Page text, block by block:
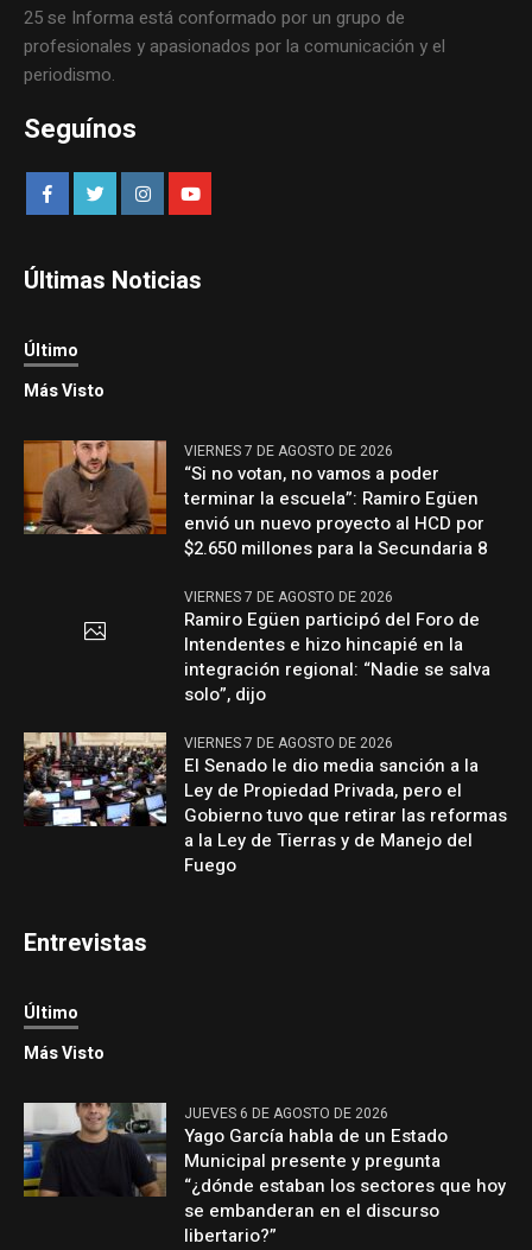
25 se Informa está conformado por un grupo de
profesionales y apasionados por la comunicación y el
periodismo.
Seguínos
Últimas Noticias
Último
Más Visto
VIERNES 7 DE AGOSTO DE 2026
“Si no votan, no vamos a poder
terminar la escuela”: Ramiro Egüen
envió un nuevo proyecto al HCD por
$2.650 millones para la Secundaria 8
VIERNES 7 DE AGOSTO DE 2026
Ramiro Egüen participó del Foro de
Intendentes e hizo hincapié en la
integración regional: “Nadie se salva
solo”, dijo
VIERNES 7 DE AGOSTO DE 2026
El Senado le dio media sanción a la
Ley de Propiedad Privada, pero el
Gobierno tuvo que retirar las reformas
a la Ley de Tierras y de Manejo del
Fuego
Entrevistas
Último
Más Visto
JUEVES 6 DE AGOSTO DE 2026
Yago García habla de un Estado
Municipal presente y pregunta
“¿dónde estaban los sectores que hoy
se embanderan en el discurso
libertario?”